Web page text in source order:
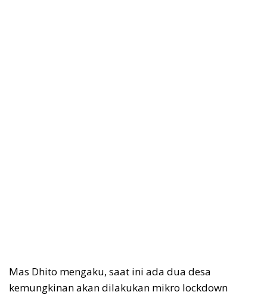
Mas Dhito mengaku, saat ini ada dua desa
kemungkinan akan dilakukan mikro lockdown